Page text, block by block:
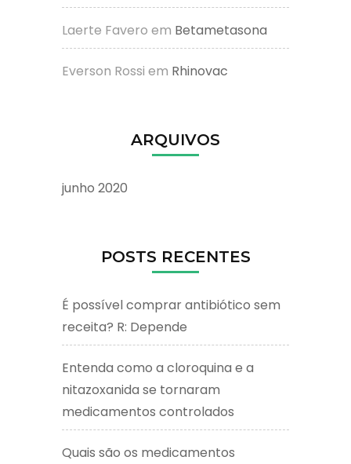
Laerte Favero em Betametasona
Everson Rossi em Rhinovac
ARQUIVOS
junho 2020
POSTS RECENTES
É possível comprar antibiótico sem
receita? R: Depende
Entenda como a cloroquina e a
nitazoxanida se tornaram
medicamentos controlados
Quais são os medicamentos